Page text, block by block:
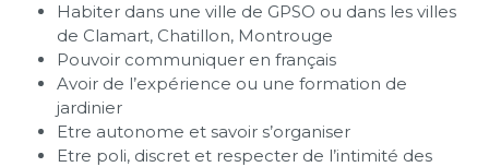
Habiter dans une ville de GPSO ou dans les villes
de Clamart, Chatillon, Montrouge
Pouvoir communiquer en français
Avoir de l’expérience ou une formation de
jardinier
Etre autonome et savoir s’organiser
Etre poli, discret et respecter de l’intimité des